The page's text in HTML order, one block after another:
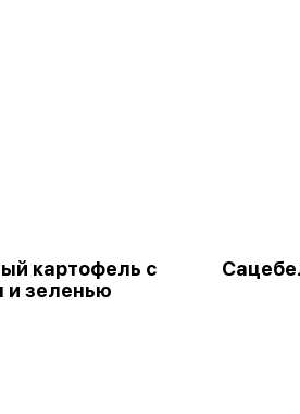
картофель с
и зеленью